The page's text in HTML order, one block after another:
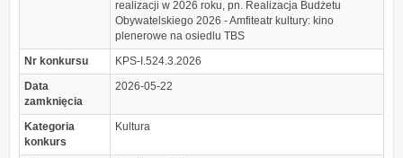
realizacji w 2026 roku, pn. Realizacja Budżetu
Obywatelskiego 2026 - Amfiteatr kultury: kino
plenerowe na osiedlu TBS
Nr konkursu
KPS-I.524.3.2026
Data
zamknięcia
2026-05-22
Kategoria
konkurs
Kultura